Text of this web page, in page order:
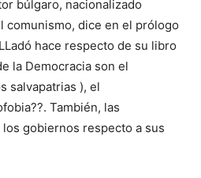
búlgaro, nacionalizado
comunismo, dice en el prólogo
hace respecto de su libro
la Democracia son el
salvapatrias ), el
También, las
gobiernos respecto a sus